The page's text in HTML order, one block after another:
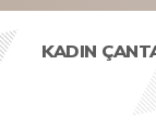
KADIN